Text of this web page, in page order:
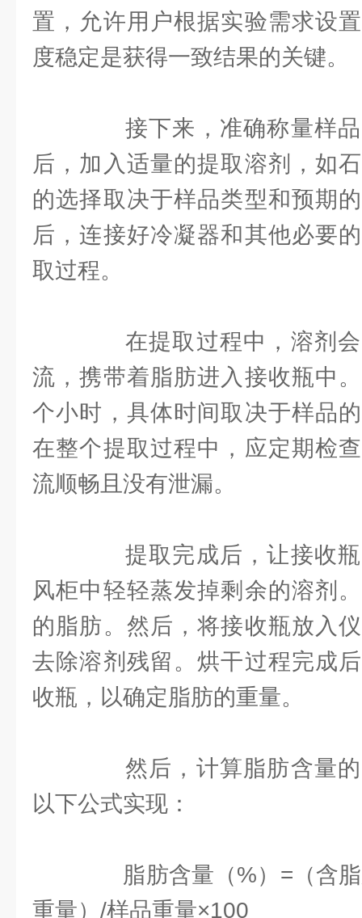
置，允许用户根据实验需求设
度稳定是获得一致结果的关键。
接下来，准确称量样品
后，加入适量的提取溶剂，如
的选择取决于样品类型和预期
后，连接好冷凝器和其他必要
取过程。
在提取过程中，溶剂会
流，携带着脂肪进入接收瓶中
个小时，具体时间取决于样品
在整个提取过程中，应定期检
流顺畅且没有泄漏。
提取完成后，让接收瓶
风柜中轻轻蒸发掉剩余的溶剂
的脂肪。然后，将接收瓶放入
去除溶剂残留。烘干过程完成
收瓶，以确定脂肪的重量。
然后，计算脂肪含量的
以下公式实现：
脂肪含量（%）=（含脂
重量）/样品重量×100